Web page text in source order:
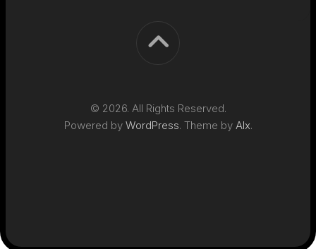
© 2026. All Rights Reserved.
Powered by WordPress. Theme by Alx.